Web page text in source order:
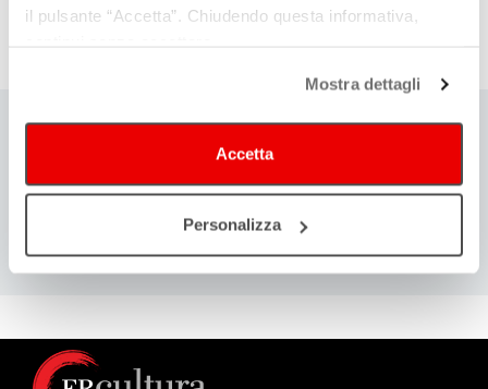
il pulsante “Accetta”. Chiudendo questa informativa,
Mostra dettagli
Accetta
Personalizza
COSA